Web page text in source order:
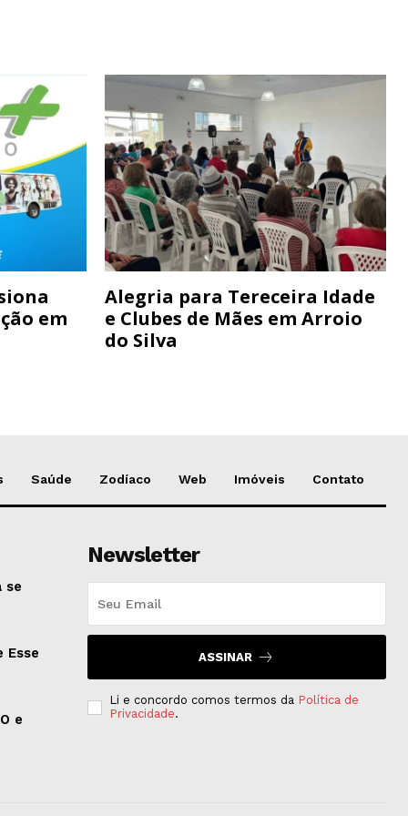
em
Alegria para Tereceira Idade
e Clubes de Mães em Arroio
do Silva
Saúde Zodíaco Web Imóveis Contato
se
Esse
e
Newsletter
ASSINAR
Li e concordo comos termos da Política de
Privacidade.